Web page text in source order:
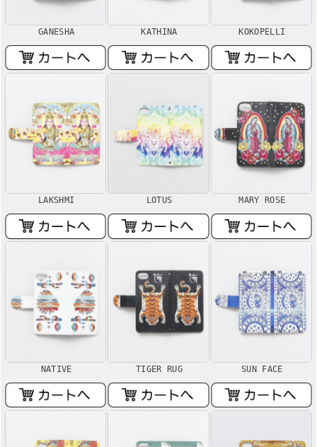
GANESHA KATHINA KOKOPELLI
LAKSHMI LOTUS MARY ROSE
NATIVE TIGER RUG SUN FACE